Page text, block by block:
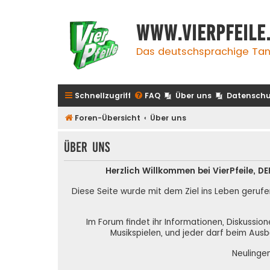
Das deutschsprachige
Schnellzugriff FAQ Über uns
Foren-Übersicht Über uns
Über uns
Herzlich Willkommen bei VierPfeile,
Diese Seite wurde mit dem Ziel ins Leben
Im Forum findet ihr Informationen,
Musikspielen, und jeder darf beim